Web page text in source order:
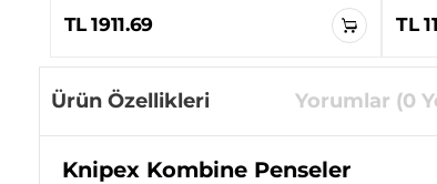
TL 1911.69 TL
Ürün Özellikleri Yorumlar (0
Knipex Kombine Penseler